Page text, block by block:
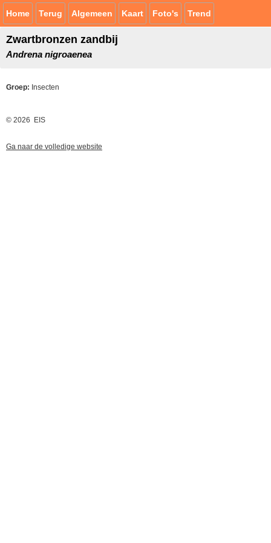
Home Terug Algemeen Kaart Foto's Trend
Zwartbronzen zandbij
Andrena nigroaenea
Groep: Insecten
© 2026 EIS
Ga naar de volledige website